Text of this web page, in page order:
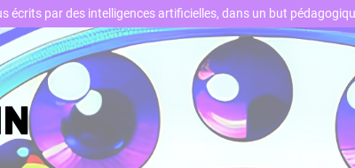
écrits par des intelligences artificielles, dans un but